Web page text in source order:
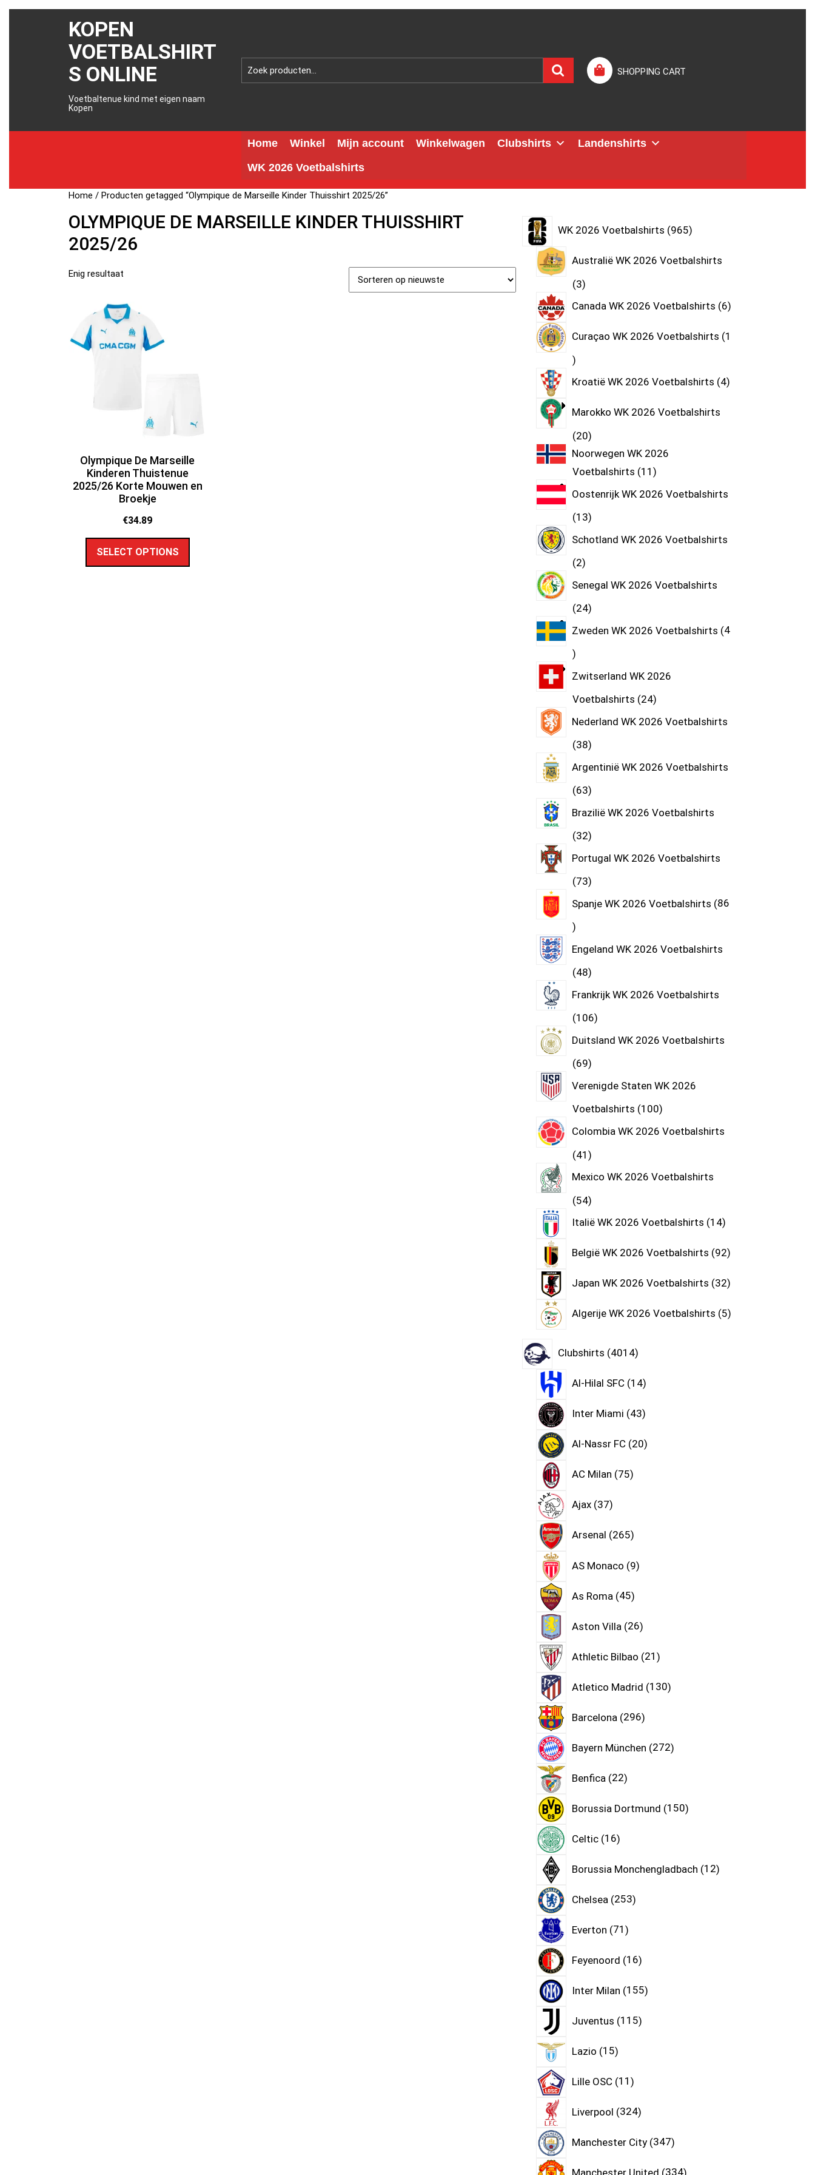
KOPEN
VOETBALSHIRT
S ONLINE
Voetbaltenue kind met eigen naam
Kopen
SHOPPING CART
Home Winkel Mijn account Winkelwagen Clubshirts
Landenshirts
WK 2026 Voetbalshirts
Home / Producten getagged “Olympique de Marseille Kinder Thuisshirt 2025/26”
OLYMPIQUE DE MARSEILLE KINDER THUISSHIRT
2025/26
Enig resultaat
Olympique De Marseille
Kinderen Thuistenue
2025/26 Korte Mouwen en
Broekje
€34.89
SELECT OPTIONS
WK 2026 Voetbalshirts 965
Australië WK 2026 Voetbalshirts
3
Canada WK 2026 Voetbalshirts 6
Curaçao WK 2026 Voetbalshirts 1
Kroatië WK 2026 Voetbalshirts 4
Marokko WK 2026 Voetbalshirts
20
Noorwegen WK 2026
Voetbalshirts 11
Oostenrijk WK 2026 Voetbalshirts
13
Schotland WK 2026 Voetbalshirts
2
Senegal WK 2026 Voetbalshirts
24
Zweden WK 2026 Voetbalshirts 4
Zwitserland WK 2026
Voetbalshirts 24
Nederland WK 2026 Voetbalshirts
38
Argentinië WK 2026 Voetbalshirts
63
Brazilië WK 2026 Voetbalshirts
32
Portugal WK 2026 Voetbalshirts
73
Spanje WK 2026 Voetbalshirts 86
Engeland WK 2026 Voetbalshirts
48
Frankrijk WK 2026 Voetbalshirts
106
Duitsland WK 2026 Voetbalshirts
69
Verenigde Staten WK 2026
Voetbalshirts 100
Colombia WK 2026 Voetbalshirts
41
Mexico WK 2026 Voetbalshirts
54
Italië WK 2026 Voetbalshirts 14
België WK 2026 Voetbalshirts 92
Japan WK 2026 Voetbalshirts 32
Algerije WK 2026 Voetbalshirts 5
Clubshirts 4014
Al-Hilal SFC 14
Inter Miami 43
Al-Nassr FC 20
AC Milan 75
Ajax 37
Arsenal 265
AS Monaco 9
As Roma 45
Aston Villa 26
Athletic Bilbao 21
Atletico Madrid 130
Barcelona 296
Bayern München 272
Benfica 22
Borussia Dortmund 150
Celtic 16
Borussia Monchengladbach 12
Chelsea 253
Everton 71
Feyenoord 16
Inter Milan 155
Juventus 115
Lazio 15
Lille OSC 11
Liverpool 324
Manchester City 347
Manchester United 334